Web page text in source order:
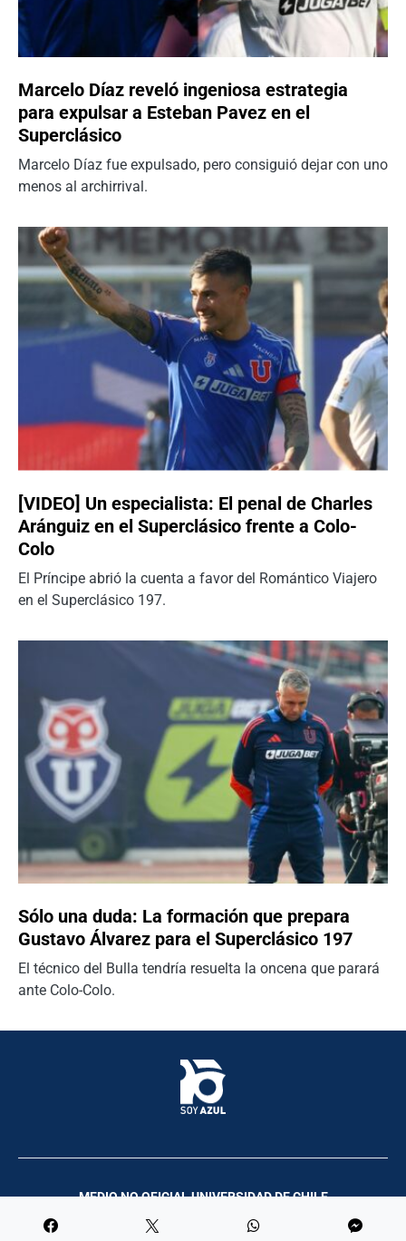
Marcelo Díaz reveló ingeniosa estrategia
para expulsar a Esteban Pavez en el
Superclásico
Marcelo Díaz fue expulsado, pero consiguió dejar con uno
menos al archirrival.
[VIDEO] Un especialista: El penal de Charles
Aránguiz en el Superclásico frente a Colo-
Colo
El Príncipe abrió la cuenta a favor del Romántico Viajero
en el Superclásico 197.
Sólo una duda: La formación que prepara
Gustavo Álvarez para el Superclásico 197
El técnico del Bulla tendría resuelta la oncena que parará
ante Colo-Colo.
MEDIO NO OFICIAL UNIVERSIDAD DE CHILE
Palco Comunicación y Producciones | 2023